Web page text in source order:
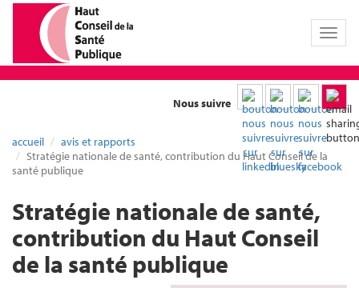
Toggle
Nous suivre
accueil
avis et rapports
Stratégie nationale de santé, contribution du Haut Conseil de la
santé publique
Stratégie nationale de santé,
contribution du Haut Conseil
de la santé publique